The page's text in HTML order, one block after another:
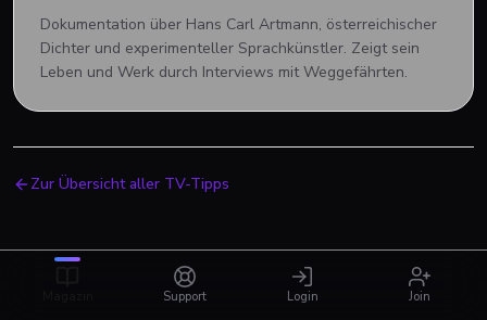
Dokumentation über Hans Carl Artmann, österreichischer
Dichter und experimenteller Sprachkünstler. Zeigt sein
Leben und Werk durch Interviews mit Weggefährten.
Zur Übersicht aller TV-Tipps
Support Login Join